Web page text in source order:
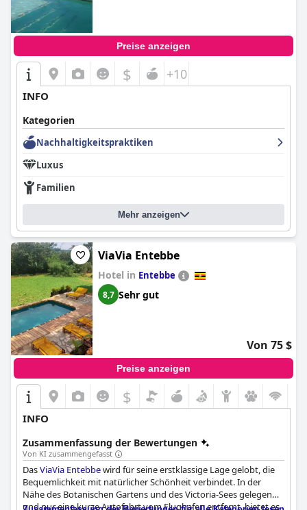
Preise anzeigen
$ +10
INFO
Kategorien
Nachhaltigkeitspraktiken
Luxus
Familien
Mehr anzeigen
ViaVia Entebbe
Hotel in Entebbe
8,7 Sehr gut
Von 75 $
Preise anzeigen
$
INFO
Zusammenfassung der Bewertungen
Von KI zusammengefasst
DasViaVia Entebbewird für seine erstklassige Lage gelobt, die
Bequemlichkeit mit natürlicher Schönheit verbindet. In der
Nähe des Botanischen Gartens und des Victoria-Sees gelegen
und nur eine kurze Autofahrt vom Flughafen entfernt, bietet es